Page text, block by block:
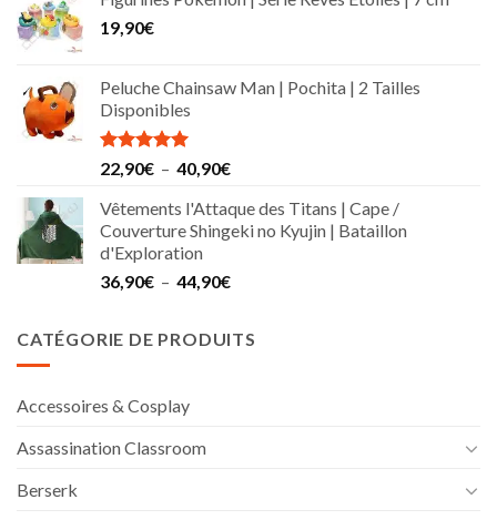
19,90€
Peluche Chainsaw Man | Pochita | 2 Tailles
Disponibles
Note5.00
sur 5
22,90€ – 40,90€Plage
prix :
22,90€
40,90€
Vêtements l'Attaque des Titans | Cape /
Couverture Shingeki no Kyujin | Bataillon
d'Exploration
36,90€ – 44,90€Plage
36,90€
CATÉGORIE DE PRODUITS
Accessoires & Cosplay
Assassination Classroom
Berserk